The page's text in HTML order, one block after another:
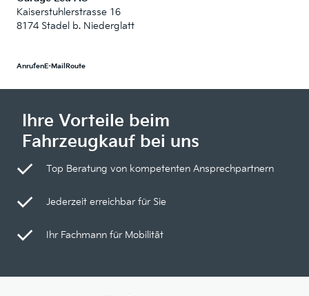
Kaiserstuhlerstrasse 16
8174 Stadel b. Niederglatt
AnrufenE-Mail Route
Ihre Vorteile beim
Fahrzeugkauf bei uns
Top Beratung von kompetenten Ansprechpartnern
Jederzeit erreichbar für Sie
Ihr Fachmann für Mobilität